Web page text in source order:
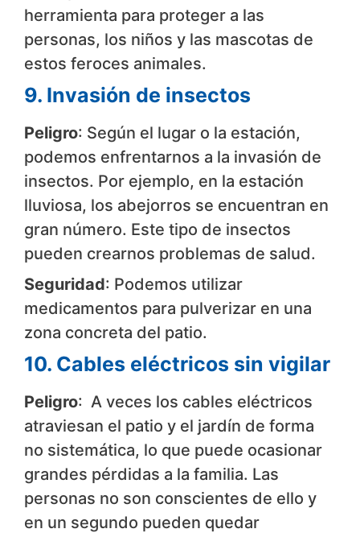
herramienta para proteger a las
personas, los niños y las mascotas de
estos feroces animales.
9. Invasión de insectos
Peligro: Según el lugar o la estación,
podemos enfrentarnos a la invasión de
insectos. Por ejemplo, en la estación
lluviosa, los abejorros se encuentran en
gran número. Este tipo de insectos
pueden crearnos problemas de salud.
Seguridad: Podemos utilizar
medicamentos para pulverizar en una
zona concreta del patio.
10. Cables eléctricos sin vigilar
Peligro: A veces los cables eléctricos
atraviesan el patio y el jardín de forma
no sistemática, lo que puede ocasionar
grandes pérdidas a la familia. Las
personas no son conscientes de ello y
en un segundo pueden quedar